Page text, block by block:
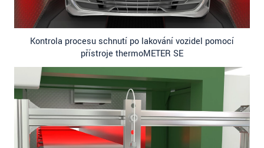
Kontrola procesu schnutí po lakování vozidel pomocí
přístroje thermoMETER SE